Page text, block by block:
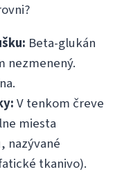
Beta-glukán
nezmenený.
V tenkom čreve
miesta
nazývané
tkanivo).